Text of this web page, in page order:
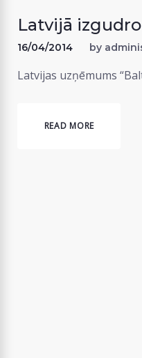
Latvijā
16/04/2014 by
Latvijas uzņēmums
READ MORE